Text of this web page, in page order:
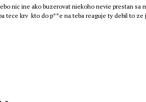
nic ine ako buzerovat niekoho nevie prestan sa
krv kto do p**e na teba reaguje ty debil to